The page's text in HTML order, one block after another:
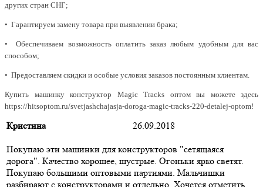
других стран СНГ;
• Гарантируем замену товара при выявлении брака;
• Обеспечиваем возможность оплатить заказ любым удобным для вас
способом;
• Предоставляем скидки и особые условия заказов постоянным клиентам.
Купить машинку конструктор Magic Tracks оптом вы можете здесь
https://hitsoptom.ru/svetjashchajasja-doroga-magic-tracks-220-detalej-optom!
Кристина 26.09.2018
Покупаю эти машинки для конструкторов "сетящаяся
дорога". Качество хорошее, шустрые. Огоньки ярко светят.
Покупаю большими оптовыми партиями. Мальчишки
разбирают с конструкторами и отдельно. Хочется отметить,